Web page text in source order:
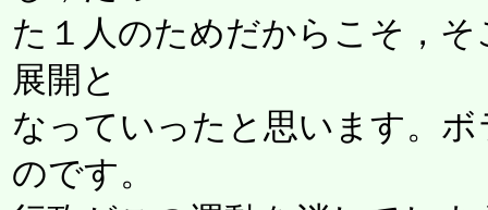
た１人のためだからこそ，
展開と
なっていったと思います。
のです。